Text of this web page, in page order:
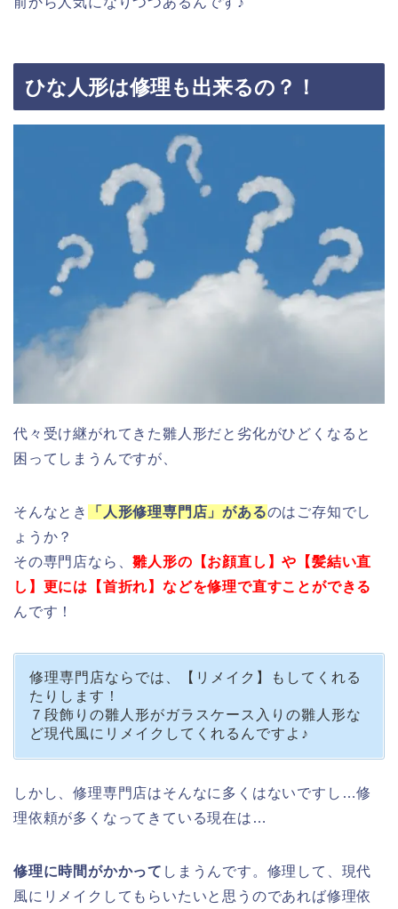
ひな人形は修理も出来るの？！
代々受け継がれてきた雛人形だと劣化がひどくなると
困ってしまうんですが、
そんなとき 「人形修理専門店」があるのはご存知でし
ょうか？
その専門店なら、雛人形の【お顔直し】や【髪結い直
し】更には【首折れ】などを修理で直すことができる
んです！
修理専門店ならでは、【リメイク】もしてくれる
たりします！
７段飾りの雛人形がガラスケース入りの雛人形な
ど現代風にリメイクしてくれるんですよ♪
しかし、修理専門店はそんなに多くはないですし…修
理依頼が多くなってきている現在は…
修理に時間がかかって しまうんです。修理して、現代
風にリメイクしてもらいたいと思うのであれば修理依